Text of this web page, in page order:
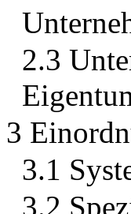
2.3
3
3.1
3.2